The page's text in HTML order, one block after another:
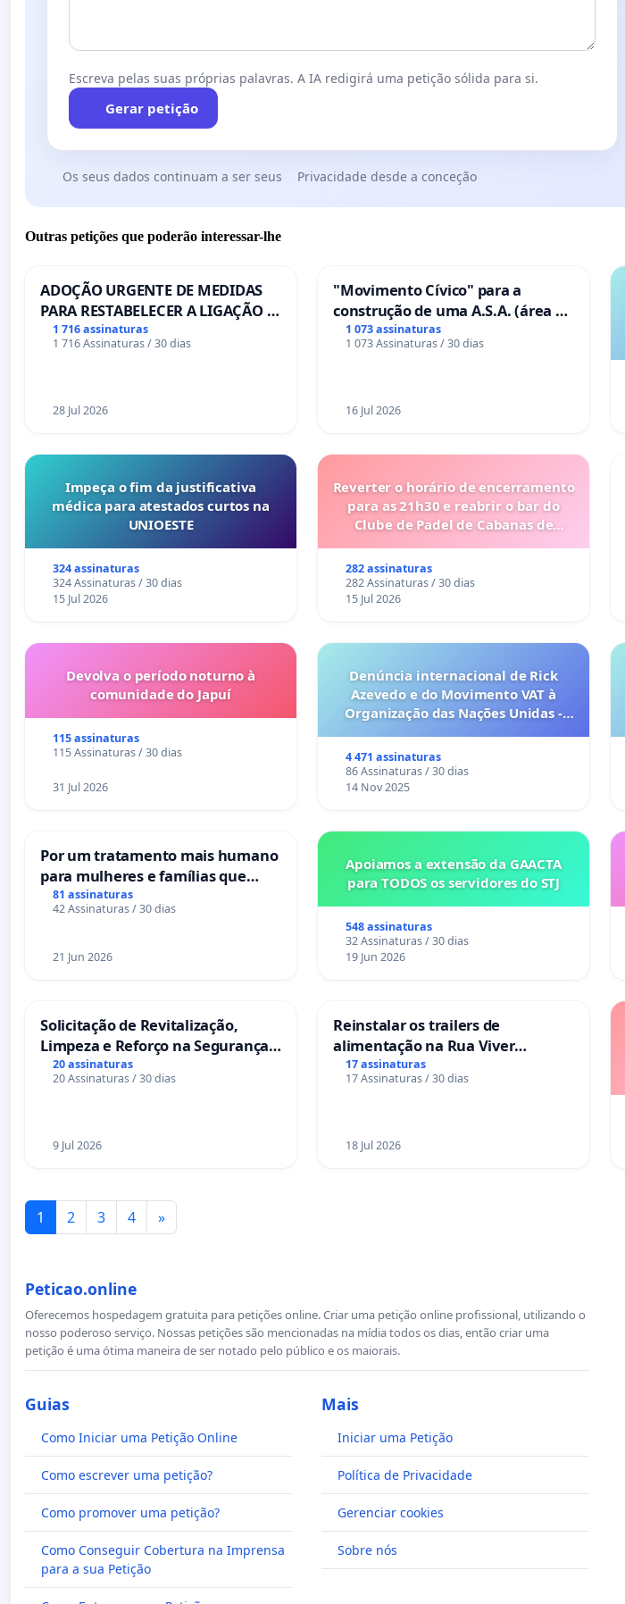
Escreva pelas suas próprias palavras. A IA redigirá uma petição sólida para si.
Gerar petição
Os seus dados continuam a ser seus Privacidade desde a conceção
Outras petições que poderão interessar-lhe
ADOÇÃO URGENTE DE MEDIDAS
PARA RESTABELECER A LIGAÇÃO -
PONTE RS-129
1 716 assinaturas
1 716 Assinaturas / 30 dias
28 Jul 2026
"Movimento Cívico" para a
construção de uma A.S.A. (área de
serviços para autocaravanas) em
Coimbra
1 073 assinaturas
1 073 Assinaturas / 30 dias
16 Jul 2026
Impeça o fim da justificativa
médica para atestados curtos na
UNIOESTE
324 assinaturas
324 Assinaturas / 30 dias
15 Jul 2026
Reverter o horário de encerramento
para as 21h30 e reabrir o bar do
Clube de Padel de Cabanas de
282 assinaturas
282 Assinaturas / 30 dias
15 Jul 2026
Devolva o período noturno à
comunidade do Japuí
115 assinaturas
115 Assinaturas / 30 dias
31 Jul 2026
Denúncia internacional de Rick
Azevedo e do Movimento VAT à
Organização das Nações Unidas -
6x1 enquanto o lobby empresarial
compra a omissão do Congresso.
4 471 assinaturas
86 Assinaturas / 30 dias
14 Nov 2025
Por um tratamento mais humano
para mulheres e famílias que
sofrem uma perda gestacional
nos hospitais portugueses
81 assinaturas
42 Assinaturas / 30 dias
21 Jun 2026
Apoiamos a extensão da GAACTA
para TODOS os servidores do STJ
548 assinaturas
32 Assinaturas / 30 dias
19 Jun 2026
Solicitação de Revitalização,
Limpeza e Reforço na Segurança
das Praças da Rua Cachoeira das
Sete Ilhas
20 assinaturas
20 Assinaturas / 30 dias
9 Jul 2026
Reinstalar os trailers de
alimentação na Rua Viver
Salvador
17 assinaturas
17 Assinaturas / 30 dias
18 Jul 2026
1 2 3 4 »
Peticao.online
Oferecemos hospedagem gratuita para petições online. Criar uma petição online profissional, utilizando o
nosso poderoso serviço. Nossas petições são mencionadas na mídia todos os dias, então criar uma
petição é uma ótima maneira de ser notado pelo público e os maiorais.
Guias
Como Iniciar uma Petição Online
Como escrever uma petição?
Como promover uma petição?
Como Conseguir Cobertura na Imprensa
para a sua Petição
Mais
Iniciar uma Petição
Política de Privacidade
Gerenciar cookies
Sobre nós